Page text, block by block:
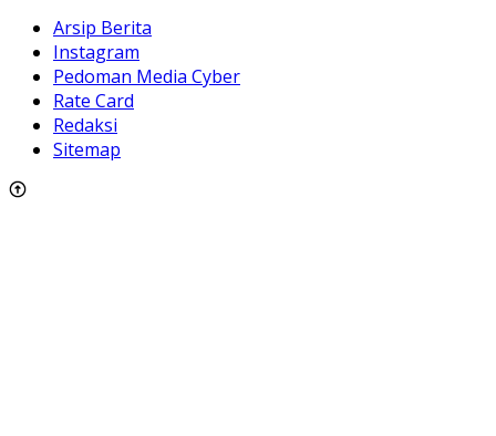
Arsip Berita
Instagram
Pedoman Media Cyber
Rate Card
Redaksi
Sitemap